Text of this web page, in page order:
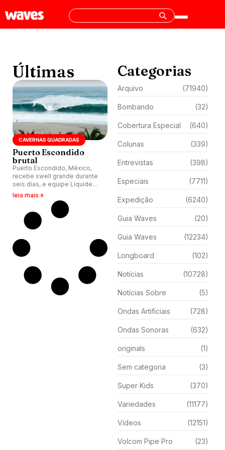
Últimas
CAVERNAS QUADRADAS
Puerto Escondido
brutal
Puerto Escondido, México,
recebe swell grande durante
seis dias, e equipe Liquide
capta força bruta da
ondulação de outubro.
leia mais »
Categorias
Arquivo (71940)
Bombando (32)
Cobertura Especial (640)
Colunas (339)
Entrevistas (398)
Especiais (7711)
Expedição (6240)
Guia Waves (20)
Guia Waves (12234)
Longboard (102)
Notícias (10728)
Notícias Sobre (5)
Ondas Artificiais (728)
Ondas Sonoras (632)
originals (1)
Sem categoria (3)
Super Kids (370)
Variedades (11177)
Vídeos (12151)
Volcom Pipe Pro (23)